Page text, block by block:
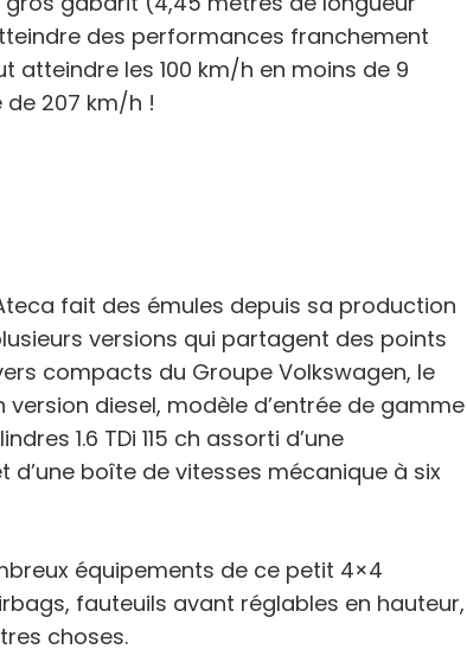
des performances franchement
atteindre les 100 km/h en moins de 9
de 207 km/h !
fait des émules depuis sa production
versions qui partagent des points
compacts du Groupe Volkswagen, le
diesel, modèle d’entrée de gamme
1.6 TDi 115 ch assorti d’une
boîte de vitesses mécanique à six
équipements de ce petit 4×4
fauteuils avant réglables en hauteur,
choses.